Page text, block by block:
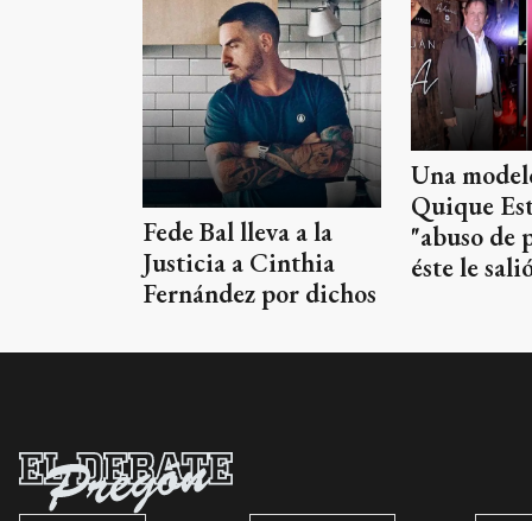
Fede Bal lleva a la
Justicia a Cinthia
Fernández por dichos
Una
Quique
"abuso de
éste le